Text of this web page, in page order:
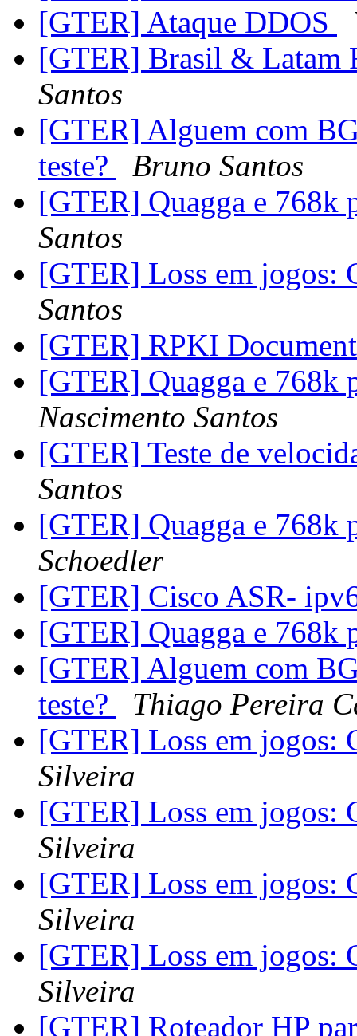
[GTER] Ataque DDOS
[GTER] Brasil & Latam
Santos
[GTER] Alguem com
teste?
Bruno Santos
[GTER] Quagga e 768k
Santos
[GTER] Loss em jogos:
Santos
[GTER] RPKI
[GTER] Quagga e 768k
Nascimento Santos
[GTER] Teste de
Santos
[GTER] Quagga e 768k
Schoedler
[GTER] Cisco ASR-
[GTER] Quagga e 768k
[GTER] Alguem com
teste?
Thiago Pereira
[GTER] Loss em jogos:
Silveira
[GTER] Loss em jogos:
Silveira
[GTER] Loss em jogos:
Silveira
[GTER] Loss em jogos:
Silveira
[GTER] Roteador HP